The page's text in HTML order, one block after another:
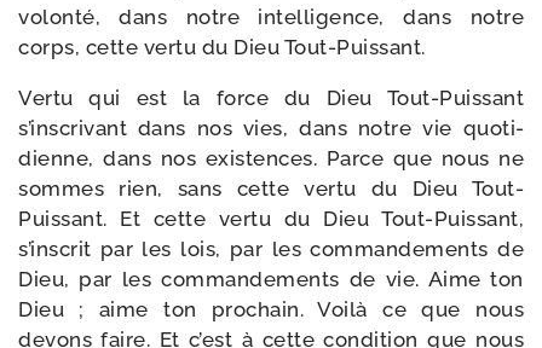
volon­té, dans notre intel­li­gence, dans notre
corps, cette ver­tu du Dieu Tout-Puissant.
Vertu qui est la force du Dieu Tout-​Puissant
s’inscrivant dans nos vies, dans notre vie quo­ti­
dienne, dans nos exis­tences. Parce que nous ne
sommes rien, sans cette ver­tu du Dieu Tout-​
Puissant. Et cette ver­tu du Dieu Tout-​Puissant,
s’inscrit par les lois, par les com­man­de­ments de
Dieu, par les com­man­de­ments de vie. Aime ton
Dieu ; aime ton pro­chain. Voilà ce que nous
devons faire. Et c’est à cette condi­tion que nous